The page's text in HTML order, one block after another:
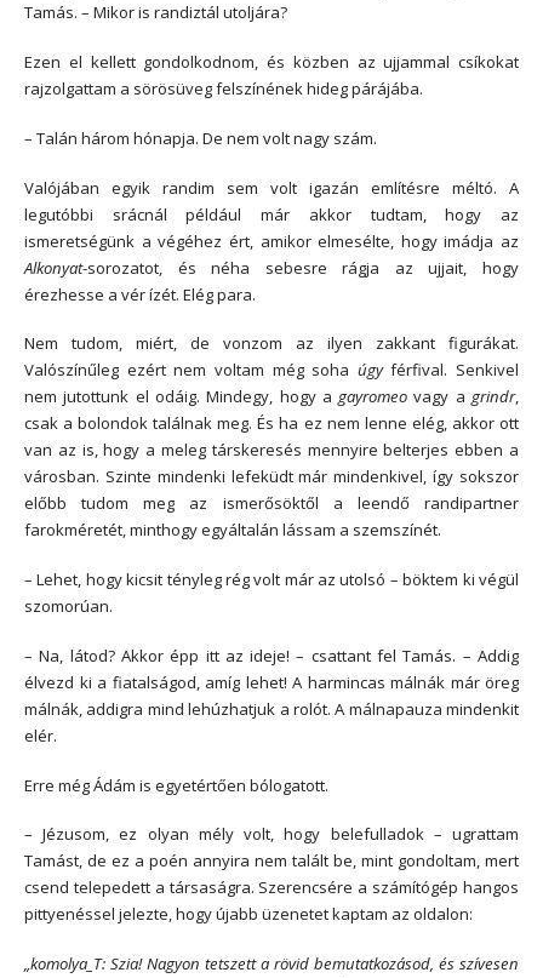
Tamás. – Mikor is randiztál utoljára?
Ezen el kellett gondolkodnom, és közben az ujjammal csíkokat
rajzolgattam a sörösüveg felszínének hideg párájába.
– Talán három hónapja. De nem volt nagy szám.
Valójában egyik randim sem volt igazán említésre méltó. A
legutóbbi srácnál például már akkor tudtam, hogy az
ismeretségünk a végéhez ért, amikor elmesélte, hogy imádja az
Alkonyat-sorozatot, és néha sebesre rágja az ujjait, hogy
érezhesse a vér ízét. Elég para.
Nem tudom, miért, de vonzom az ilyen zakkant figurákat.
Valószínűleg ezért nem voltam még soha úgyférfival. Senkivel
nem jutottunk el odáig. Mindegy, hogy agayromeo vagy agrindr,
csak a bolondok találnak meg. És ha ez nem lenne elég, akkor ott
van az is, hogy a meleg társkeresés mennyire belterjes ebben a
városban. Szinte mindenki lefeküdt már mindenkivel, így sokszor
előbb tudom meg az ismerősöktől a leendő randipartner
farokméretét, minthogy egyáltalán lássam a szemszínét.
– Lehet, hogy kicsit tényleg rég volt már az utolsó – böktem ki végül
szomorúan.
– Na, látod? Akkor épp itt az ideje! – csattant fel Tamás. – Addig
élvezd ki a fiatalságod, amíg lehet! A harmincas málnák már öreg
málnák, addigra mind lehúzhatjuk a rolót. A málnapauza mindenkit
elér.
Erre még Ádám is egyetértően bólogatott.
– Jézusom, ez olyan mély volt, hogy belefulladok – ugrattam
Tamást, de ez a poén annyira nem talált be, mint gondoltam, mert
csend telepedett a társaságra. Szerencsére a számítógép hangos
pittyenéssel jelezte, hogy újabb üzenetet kaptam az oldalon:
„komolya_T: Szia! Nagyon tetszett a rövid bemutatkozásod, és szívesen